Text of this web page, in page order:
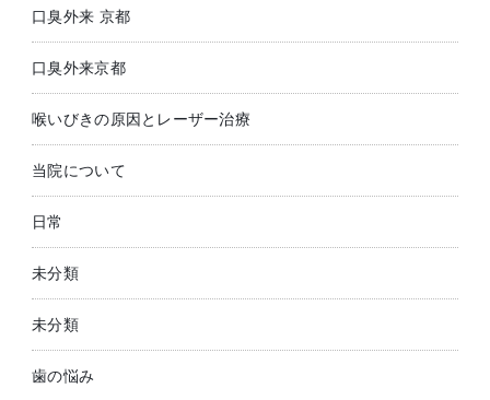
口臭外来 京都
口臭外来京都
喉いびきの原因とレーザー治療
当院について
日常
未分類
未分類
歯の悩み